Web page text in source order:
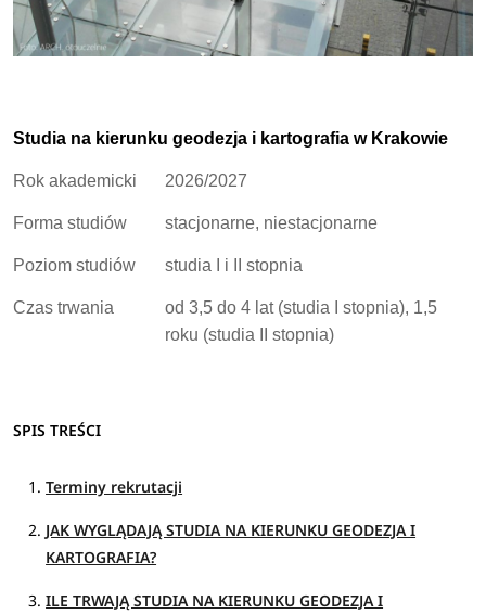
Studia na kierunku geodezja i kartografia w Krakowie
Rok akademicki 2026/2027
Forma studiów stacjonarne, niestacjonarne
Poziom studiów studia I i II stopnia
Czas trwania
od 3,5 do 4 lat (studia I stopnia), 1,5
roku (studia II stopnia)
SPIS TREŚCI
Terminy rekrutacji
JAK WYGLĄDAJĄ STUDIA NA KIERUNKU GEODEZJA I
KARTOGRAFIA?
ILE TRWAJĄ STUDIA NA KIERUNKU GEODEZJA I